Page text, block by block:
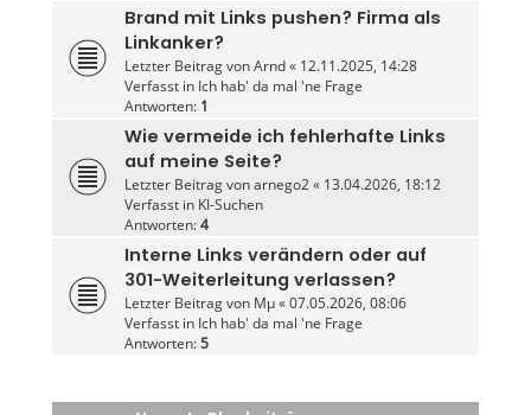
Brand mit Links pushen? Firma als
Linkanker?
Letzter Beitrag vonArnd« 12.11.2025, 14:28
Verfasst in Ich hab' da mal 'ne Frage
Antworten: 1
Wie vermeide ich fehlerhafte Links
auf meine Seite?
Letzter Beitrag vonarnego2« 13.04.2026, 18:12
Verfasst in KI-Suchen
Antworten:4
Interne Links verändern oder auf
301-Weiterleitung verlassen?
Letzter Beitrag von Mµ«07.05.2026, 08:06
Verfasst in Ich hab' da mal 'ne Frage
Antworten:5